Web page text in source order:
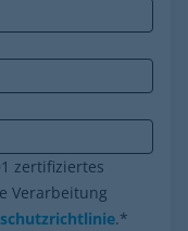
zertifiziertes
Verarbeitung
.*